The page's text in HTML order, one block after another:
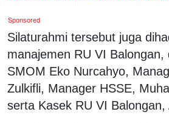
Sponsored
Silaturahmi tersebut juga
manajemen RU VI Balongan,
SMOM Eko Nurcahyo,
Zulkifli, Manager HSSE,
serta Kasek RU VI Balongan,